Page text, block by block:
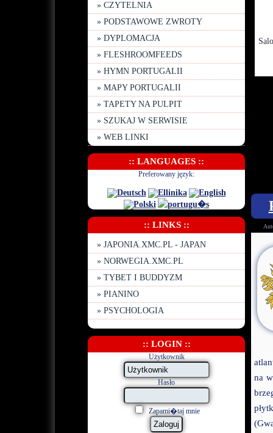
na
» CZYTELNIA
» PODSTAWOWE ZWROTY
» DYPLOMACJA
» FLESHROOMFEEDS
» HYMN PORTUGALII
» MAPY PORTUGALII
» TAPETY NA PULPIT
» SZUKAJ W SERWISIE
» WEB LINKI
:: LANGUAGES ::
Preferowany język:
:: LINKS ::
» JAPONIA.XMC.PL - JAPAN
» NORWEGIA.XMC.PL
» TYBET I BUDDYZM
» PIANINO
» PSYCHOLOGIA
:: LOGIN ::
Użytkownik
Hasło
Zapami�taj mnie